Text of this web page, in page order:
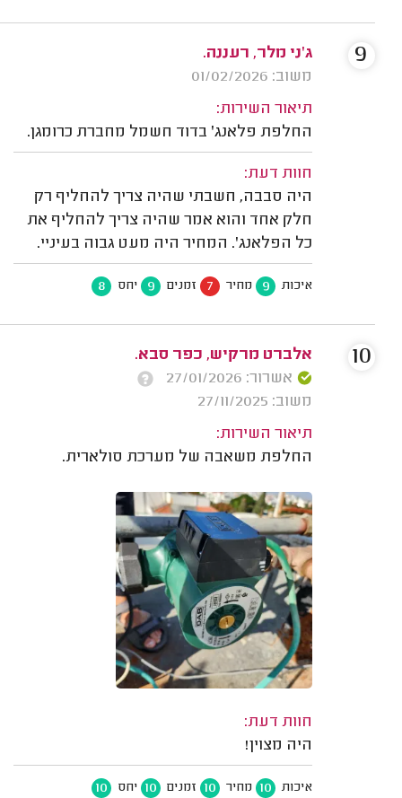
ג'ני מלר, רעננה.
משוב: 01/02/2026
תיאור השירות:
החלפת פלאנג' בדוד חשמל מחברת כרומגן.
חוות דעת:
היה סבבה, חשבתי שהיה צריך להחליף רק
חלק אחד והוא אמר שהיה צריך להחליף את
כל הפלאנג'. המחיר היה מעט גבוה בעיניי.
איכות 9 מחיר 7 זמנים 9 יחס 8
9
אלברט מרקיש, כפר סבא.
אשרור: 27/01/2026
משוב: 27/11/2025
תיאור השירות:
החלפת משאבה של מערכת סולארית.
חוות דעת:
היה מצוין!
איכות 10 מחיר 10 זמנים 10 יחס 10
10